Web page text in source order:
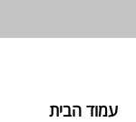
עמוד הבית